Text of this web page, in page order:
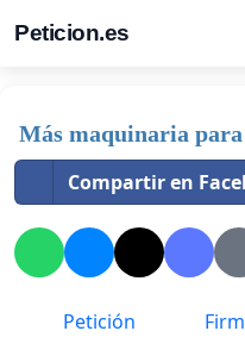
Peticion.es
Más maquinaria
Compartir en
Petición